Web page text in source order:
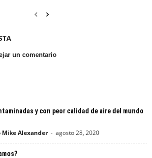
un comentario
y con peor calidad de aire del mundo
Mike Alexander - agosto 28, 2020